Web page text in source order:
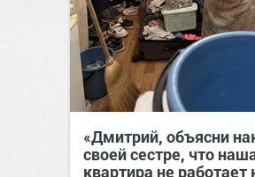
«Дмитрий, объясни
своей сестре, что
квартира не работает